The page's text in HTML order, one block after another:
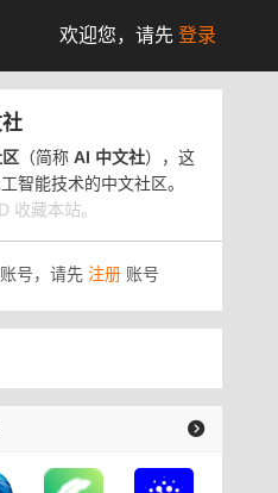
欢迎您， 请先 登录
（简称 AI 中文社），这
智能技术的中文社区。
收藏本站。
号，请先 注册 账号